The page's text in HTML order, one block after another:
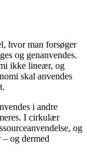
hvor man forsøger
og genanvendes.
ikke lineær, og
skal anvendes
i andre
I cirkulær
og
og dermed